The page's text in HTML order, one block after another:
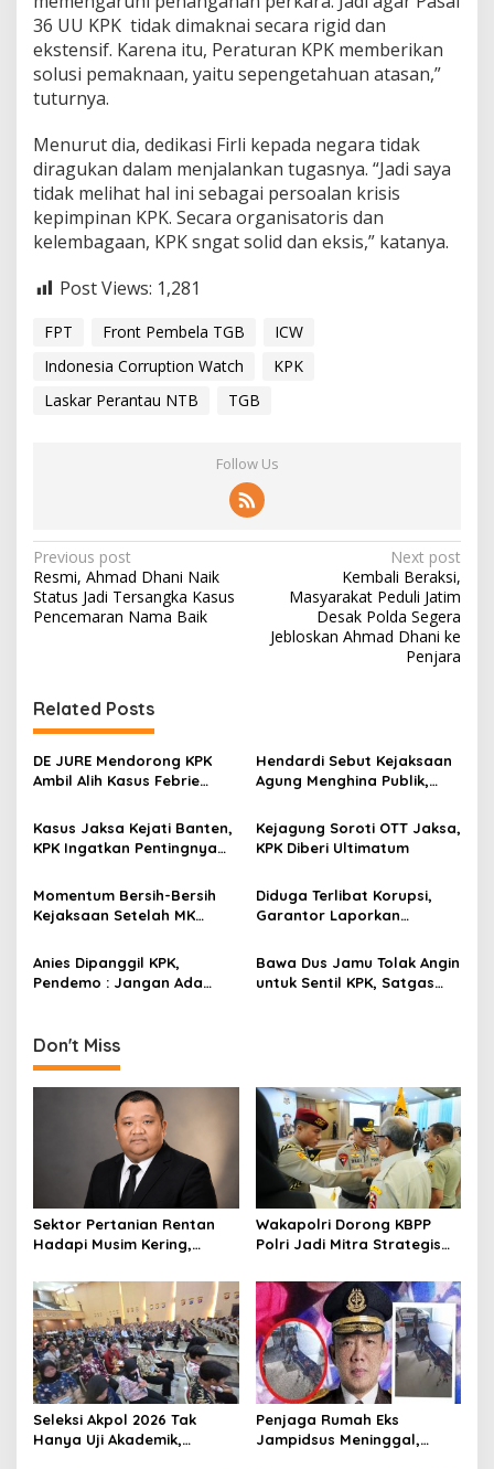
36 UU KPK tidak dimaknai secara rigid dan
ekstensif. Karena itu, Peraturan KPK memberikan
solusi pemaknaan, yaitu sepengetahuan atasan,”
tuturnya.
Menurut dia, dedikasi Firli kepada negara tidak
diragukan dalam menjalankan tugasnya. “Jadi saya
tidak melihat hal ini sebagai persoalan krisis
kepimpinan KPK. Secara organisatoris dan
kelembagaan, KPK sngat solid dan eksis,” katanya.
Post Views: 1,281
FPT Front Pembela TGB
ICW
Indonesia Corruption Watch
KPK
Laskar Perantau NTB
TGB
Follow Us
P
o
s
a
v
i
a
i
o
n
Previous post
Resmi, Ahmad Dhani Naik
Status Jadi Tersangka Kasus
Pencemaran Nama Baik
Next post
Kembali Beraksi,
Masyarakat Peduli Jatim
Desak Polda Segera
Jebloskan Ahmad Dhani ke
Penjara
Related Posts
DE JURE Mendorong KPK
Ambil Alih Kasus Febrie
Kepentingan
Hendardi Sebut Kejaksaan
Agung Menghina Publik,
Korupsi Mantan Jampidsus
Kasus Jaksa Kejati Banten,
KPK Ingatkan Pentingnya
Kejagung Soroti OTT Jaksa,
KPK Diberi Ultimatum
Momentum Bersih-Bersih
Kejaksaan Setelah MK
Diduga Terlibat Korupsi,
Garantor Laporkan
Sahroni ke KPK
Anies Dipanggil KPK,
Pendemo : Jangan Ada
Semua Soal Formula E!
Bawa Dus Jamu Tolak Angin
untuk Sentil KPK, Satgas
Don't Miss
Sektor Pertanian Rentan
Hadapi Musim Kering,
Jadi Solusi
Wakapolri Dorong KBPP
Polri Jadi Mitra Strategis
Seleksi Akpol 2026 Tak
Hanya Uji Akademik,
Penjaga Rumah Eks
Jampidsus Meninggal,